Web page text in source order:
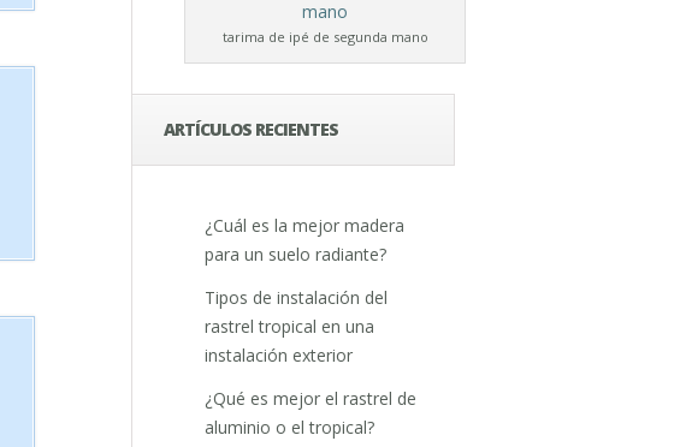
tarima de ipé de segunda mano
ARTÍCULOS RECIENTES
¿Cuál es la mejor madera
para un suelo radiante?
Tipos de instalación del
rastrel tropical en una
instalación exterior
¿Qué es mejor el rastrel de
aluminio o el tropical?